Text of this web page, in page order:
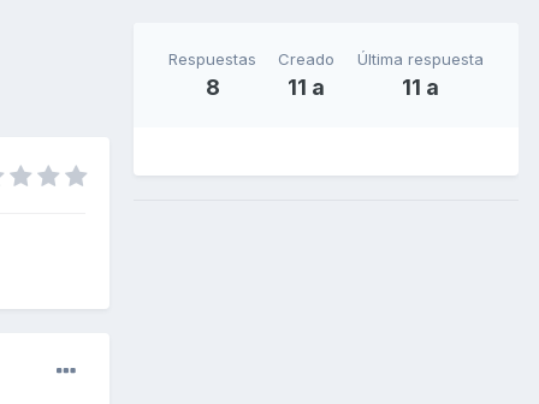
Respuestas
8
Creado
11 a
Última respuesta
11 a